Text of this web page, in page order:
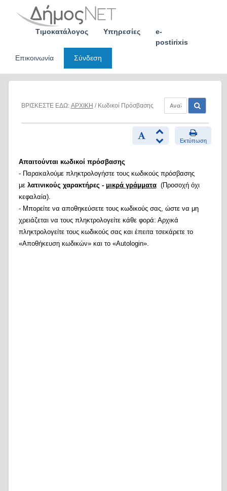
Τιμοκατάλογος Υπηρεσίες
e-
postirixis
Επικοινωνία
Σύνδεση
ΒΡΙΣΚΕΣΤΕ ΕΔΩ: ΑΡΧΙΚΗ / Κωδικοί Πρόσβασης
Εκτύπωση
Απαιτούνται κωδικοί πρόσβασης
- Παρακαλούμε πληκτρολογήστε τους κωδικούς πρόσβασης
με λατινικούς χαρακτήρες - μικρά γράμματα(Προσοχή όχι
κεφαλαία).
- Μπορείτε να αποθηκεύσετε τους κωδικούς σας, ώστε να μη
χρειάζεται να τους πληκτρολογείτε κάθε φορά: Αρχικά
πληκτρολογείτε τους κωδικούς σας και έπειτα τσεκάρετε το
«Αποθήκευση κωδικών» και το «Autologin».